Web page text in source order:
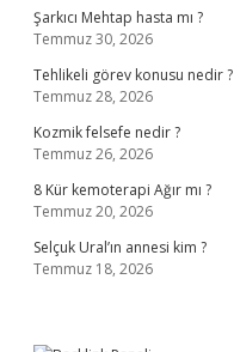
Şarkıcı Mehtap hasta mı ?
Temmuz 30, 2026
Tehlikeli görev konusu nedir ?
Temmuz 28, 2026
Kozmik felsefe nedir ?
Temmuz 26, 2026
8 Kür kemoterapi Ağır mı ?
Temmuz 20, 2026
Selçuk Ural’ın annesi kim ?
Temmuz 18, 2026